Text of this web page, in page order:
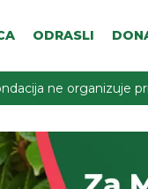
ODRASLI
ne organizuje